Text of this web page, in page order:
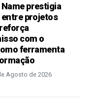
prestigia
projetos
com o
ferramenta
Agosto de 2026